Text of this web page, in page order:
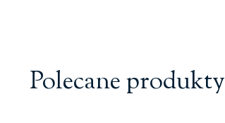
Polecane produkty